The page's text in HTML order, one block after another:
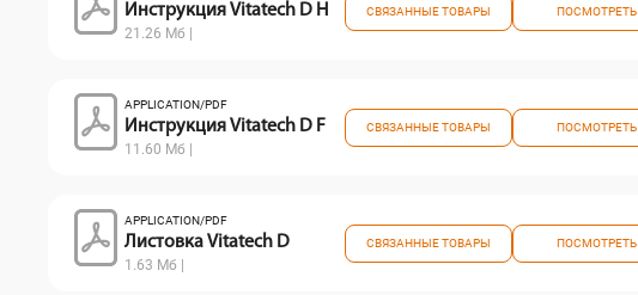
Инструкция Vitatech D H
21.26 Мб |
СВЯЗАННЫЕ ТОВАРЫ ПОСМОТРЕТЬ
APPLICATION/PDF
Инструкция Vitatech D F
11.60 Мб |
СВЯЗАННЫЕ ТОВАРЫ ПОСМОТРЕТЬ
APPLICATION/PDF
Листовка Vitatech D
1.63 Мб |
СВЯЗАННЫЕ ТОВАРЫ ПОСМОТРЕТЬ